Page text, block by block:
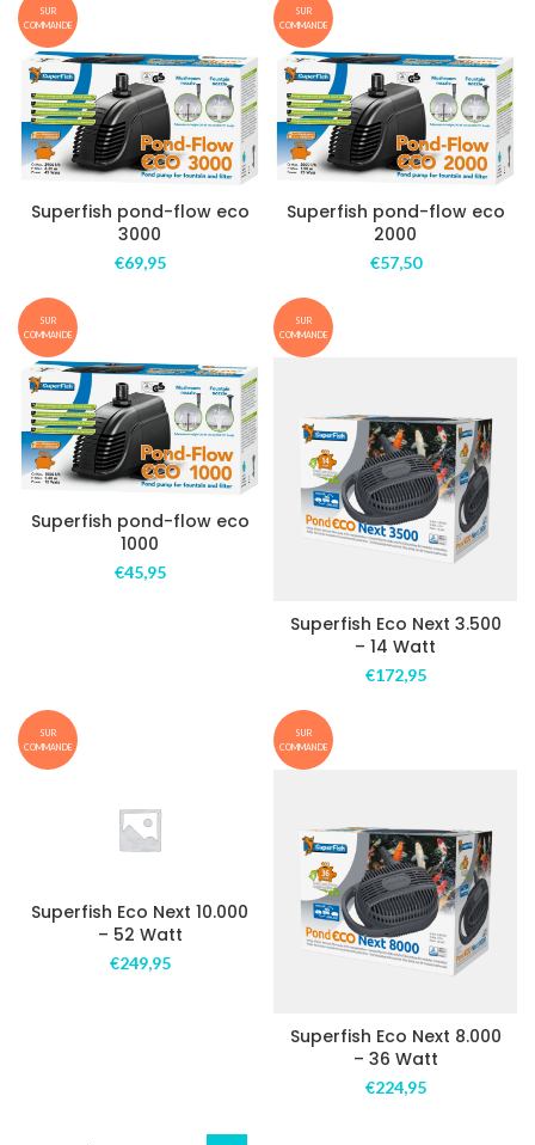
SUR
COMMANDE
Superfish pond-flow eco
3000
€69,95
SUR
COMMANDE
Superfish pond-flow eco
2000
€57,50
SUR
COMMANDE
Superfish pond-flow eco
1000
€45,95
SUR
COMMANDE
Superfish Eco Next 3.500
– 14 Watt
€172,95
SUR
COMMANDE
Superfish Eco Next 10.000
– 52 Watt
€249,95
SUR
COMMANDE
Superfish Eco Next 8.000
– 36 Watt
€224,95